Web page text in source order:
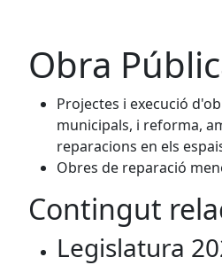
Obra
Projectes i execució
municipals, i reforma,
reparacions en els
Obres de reparació
Contingut
Legislatura